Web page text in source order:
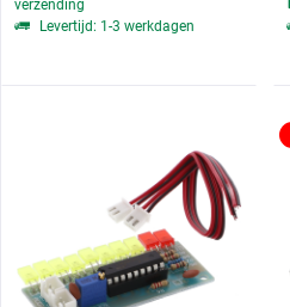
verzending
Levertijd: 1-3 werkdagen